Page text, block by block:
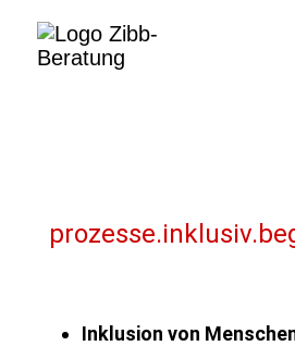
Inklusion von